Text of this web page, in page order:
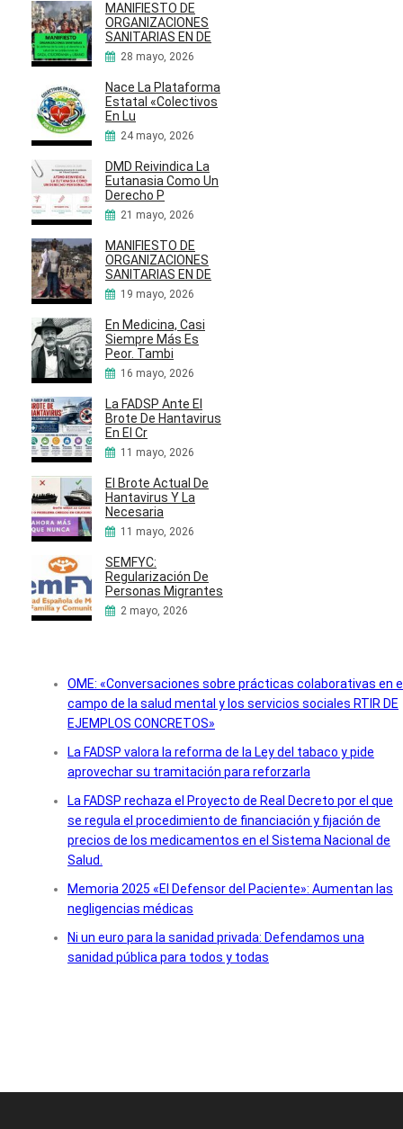
MANIFIESTO DE
ORGANIZACIONES
SANITARIAS EN DE
28 mayo, 2026
Nace La Plataforma
Estatal «Colectivos
En Lu
24 mayo, 2026
DMD Reivindica La
Eutanasia Como Un
Derecho P
21 mayo, 2026
MANIFIESTO DE
ORGANIZACIONES
SANITARIAS EN DE
19 mayo, 2026
En Medicina, Casi
Siempre Más Es
Peor. Tambi
16 mayo, 2026
La FADSP Ante El
Brote De Hantavirus
En El Cr
11 mayo, 2026
El Brote Actual De
Hantavirus Y La
Necesaria
11 mayo, 2026
SEMFYC:
Regularización De
Personas Migrantes
2 mayo, 2026
OME: «Conversaciones sobre prácticas colaborativas en
campo de la salud mental y los servicios sociales RTIR DE
EJEMPLOS CONCRETOS»
La FADSP valora la reforma de la Ley del tabaco y pide
aprovechar su tramitación para reforzarla
La FADSP rechaza el Proyecto de Real Decreto por el que
se regula el procedimiento de financiación y fijación de
precios de los medicamentos en el Sistema Nacional de
Salud.
Memoria 2025 «El Defensor del Paciente»: Aumentan las
negligencias médicas
Ni un euro para la sanidad privada: Defendamos una
sanidad pública para todos y todas